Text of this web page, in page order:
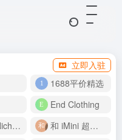
立即入驻
1688平价精选
End Clothing
Harvey Nichols
和 iMini 超级智能体一起构建伟大作品